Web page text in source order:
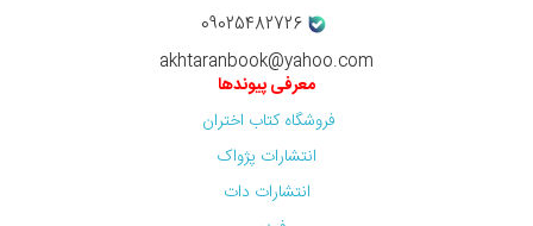
09025482726
akhtaranbook@yahoo.com
معرفی پیوندها
فروشگاه کتاب اختران
انتشارات پژواک
انتشارات دات